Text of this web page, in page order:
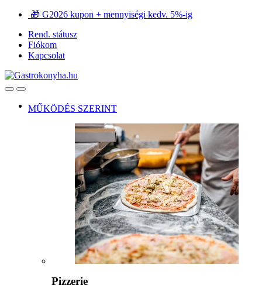
Ugrás
navigációhoz
Ugrás
tartalomra
🎁 G2026 kupon + mennyiségi kedv. 5%-ig
Rend. státusz
Fiókom
Kapcsolat
OpenClose
MŰKÖDÉS SZERINT
Pizzerie